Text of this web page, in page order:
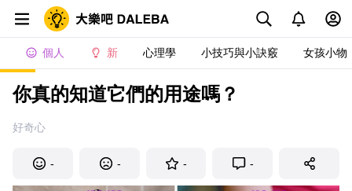
個人 新 心理學 小技巧與小訣竅 女孩小物
你真的知道它們的用途嗎？
好奇心
- - - -